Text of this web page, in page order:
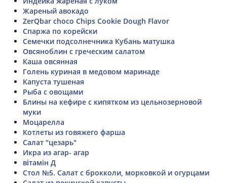
Жареный авокадо
ZerQbar choco Chips Cookie Dough Flavor
Спаржа по корейски
Семечки подсолнечника Кубань матушка
Овсяноблин с греческим салатом
Каша овсянная
Голень куриная в медовом маринаде
Капуста тушеная
Рыба с овощами
Блины на кефире с кипятком из цельнозерновой
муки
Моцарелла
Котлеты из говяжего фарша
Салат "цезарь"
Икра из агар- агар
вітамін Д
Стол №5. Салат с брокколи, морковкой и огурцами